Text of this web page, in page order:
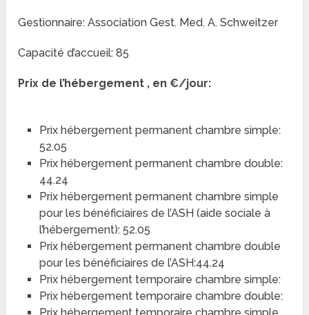
Gestionnaire: Association Gest. Med. A. Schweitzer
Capacité d’accueil: 85
Prix de l’hébergement , en €/jour:
Prix hébergement permanent chambre simple:
52.05
Prix hébergement permanent chambre double:
44.24
Prix hébergement permanent chambre simple
pour les bénéficiaires de l’ASH (aide sociale à
l’hébergement): 52.05
Prix hébergement permanent chambre double
pour les bénéficiaires de l’ASH:44.24
Prix hébergement temporaire chambre simple:
Prix hébergement temporaire chambre double: